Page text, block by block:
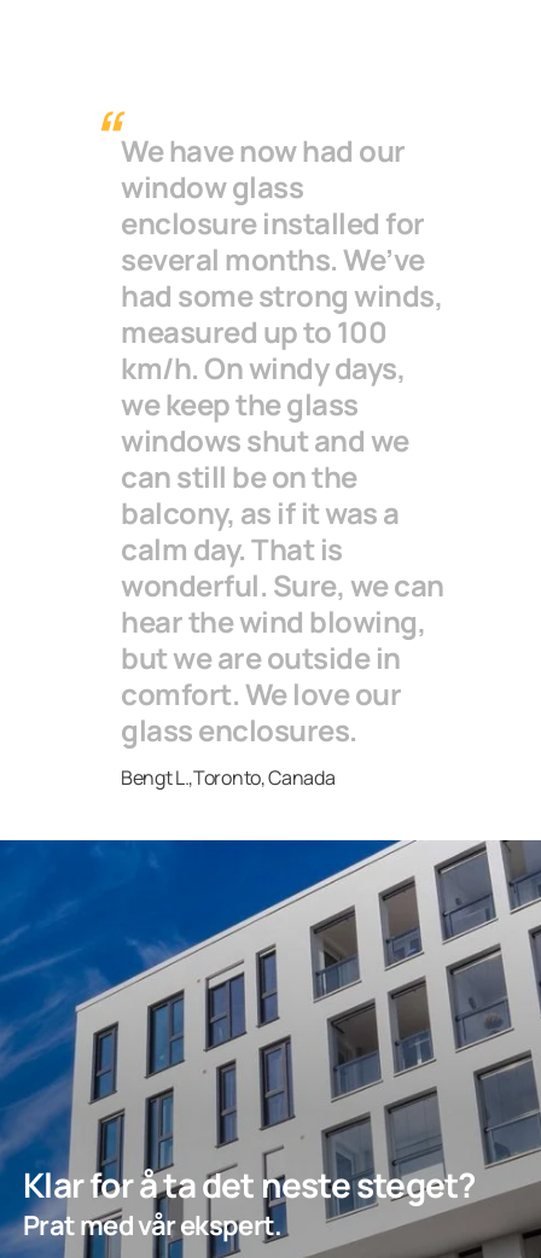
We have now had our
window glass
enclosure installed for
several months. We’ve
had some strong winds,
measured up to 100
km/h. On windy days,
we keep the glass
windows shut and we
can still be on the
balcony, as if it was a
calm day. That is
wonderful. Sure, we can
hear the wind blowing,
but we are outside in
comfort. We love our
glass enclosures.
Bengt L.,Toronto, Canada
Klar for å ta det neste steget?
Prat med vår ekspert.